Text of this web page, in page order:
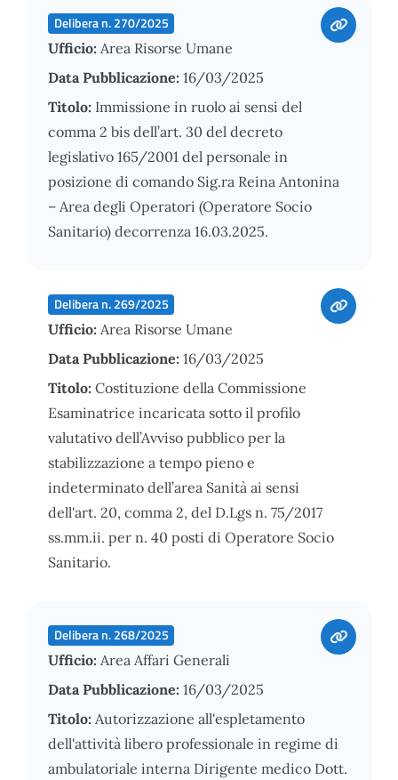
Delibera n. 270/2025
Ufficio: Area Risorse Umane
Data Pubblicazione: 16/03/2025
Titolo: Immissione in ruolo ai sensi del
comma 2 bis dell’art. 30 del decreto
legislativo 165/2001 del personale in
posizione di comando Sig.ra Reina Antonina
– Area degli Operatori (Operatore Socio
Sanitario) decorrenza 16.03.2025.
Delibera n. 269/2025
Ufficio: Area Risorse Umane
Data Pubblicazione: 16/03/2025
Titolo: Costituzione della Commissione
Esaminatrice incaricata sotto il profilo
valutativo dell’Avviso pubblico per la
stabilizzazione a tempo pieno e
indeterminato dell’area Sanità ai sensi
dell'art. 20, comma 2, del D.Lgs n. 75/2017
ss.mm.ii. per n. 40 posti di Operatore Socio
Sanitario.
Delibera n. 268/2025
Ufficio: Area Affari Generali
Data Pubblicazione: 16/03/2025
Titolo: Autorizzazione all'espletamento
dell'attività libero professionale in regime di
ambulatoriale interna Dirigente medico Dott.